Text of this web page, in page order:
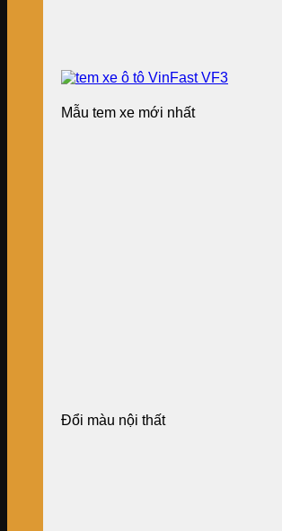
Mẫu tem xe mới nhất
Đổi màu nội thất